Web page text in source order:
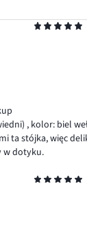
, kolor: biel
ta stójka, więc
w dotyku.